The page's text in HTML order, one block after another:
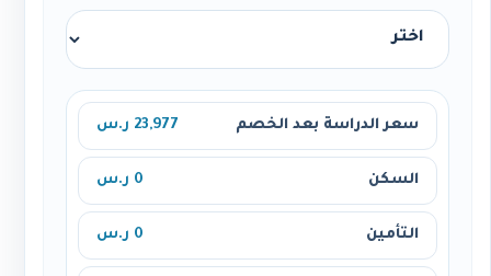
سعر الدراسة بعد الخصم 23,977 ر.س
السكن 0 ر.س
التأمين 0 ر.س